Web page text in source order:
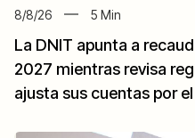
8/8/26 5 Min
La DNIT apunta a
2027 mientras revisa
ajusta sus cuentas por